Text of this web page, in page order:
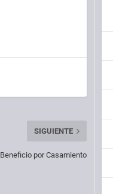
SIGUIENTE
Beneficio por Casamiento